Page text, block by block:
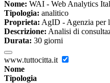
Nome: WAI - Web Analytics
Tipologia: analitico
Proprieta: AgID - Agenzia per
Descrizione: Analisi di
Durata: 30 giorni
www.tuttocitta.it
Nome
Tipologia